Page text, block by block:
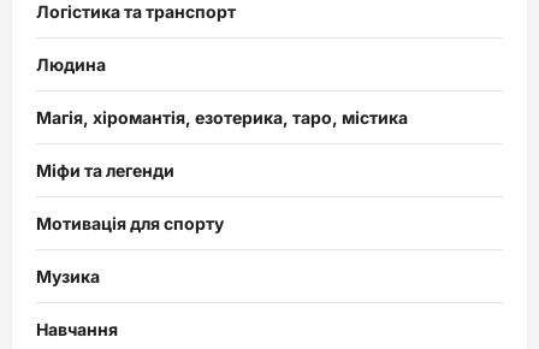
Логістика та транспорт
Людина
Магія, хіромантія, езотерика, таро, містика
Міфи та легенди
Мотивація для спорту
Музика
Навчання